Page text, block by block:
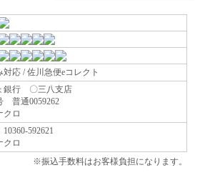
対応 / 佐川急便eコレクト
銀行 〇三八支店
普通0059262
クロ
592621
クロ
※振込手数料はお客様負担になります。